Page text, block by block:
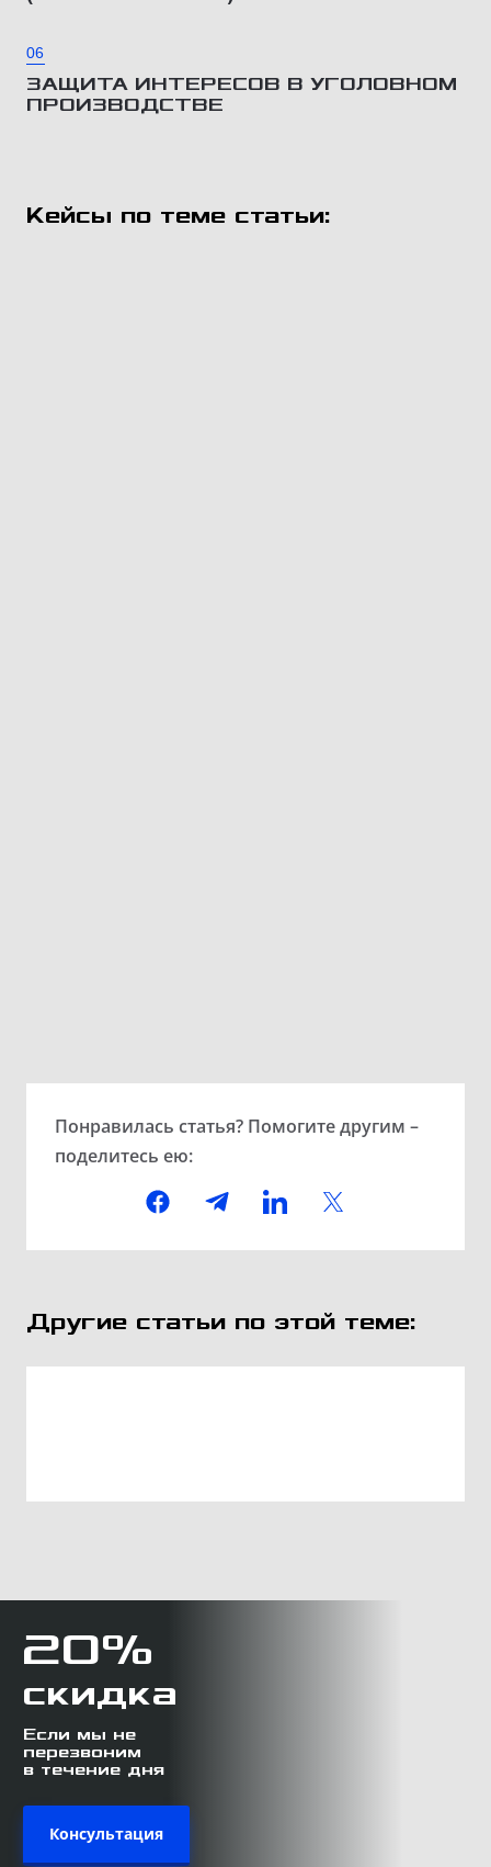
06
ЗАЩИТА ИНТЕРЕСОВ В УГОЛОВНОМ
ПРОИЗВОДСТВЕ
Кейсы по теме статьи:
Понравилась статья? Помогите другим –
поделитесь ею:
Другие статьи по этой теме:
20%
скидка
Если мы не
перезвоним
в течение дня
Консультация